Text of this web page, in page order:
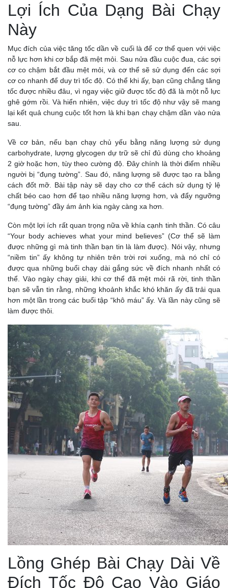
Lợi Ích Của Dạng Bài Chạy
Này
Mục đích của việc tăng tốc dần về cuối là để cơ thể quen với việc
nỗ lực hơn khi cơ bắp đã mệt mỏi. Sau nửa đầu cuộc đua, các sợi
cơ co chậm bắt đầu mệt mỏi, và cơ thể sẽ sử dụng đến các sợi
cơ co nhanh để duy trì tốc độ. Có thể khi ấy, bạn cũng chẳng tăng
tốc được nhiều đâu, vì ngay việc giữ được tốc độ đã là một nỗ lực
ghê gớm rồi. Và hiển nhiên, việc duy trì tốc độ như vậy sẽ mang
lại kết quả chung cuộc tốt hơn là khi bạn chạy chậm dần vào nửa
sau.
Về cơ bản, nếu bạn chạy chủ yếu bằng năng lượng sử dụng
carbohydrate, lượng glycogen dự trữ sẽ chỉ đủ dùng cho khoảng
2 giờ hoặc hơn, tùy theo cường độ. Đây chính là thời điểm nhiều
người bị “đụng tường”. Sau đó, năng lượng sẽ được tạo ra bằng
cách đốt mỡ. Bài tập này sẽ dạy cho cơ thể cách sử dụng tỷ lệ
chất béo cao hơn để tạo nhiều năng lượng hơn, và đẩy ngưỡng
“đụng tường” đầy ám ảnh kia ngày càng xa hơn.
Còn một lợi ích rất quan trọng nữa về khía cạnh tinh thần. Có câu
“Your body achieves what your mind believes” (Cơ thể sẽ làm
được những gì mà tinh thần bạn tin là làm được). Nói vậy, nhưng
“niềm tin” ấy không tự nhiên trên trời rơi xuống, mà nó chỉ có
được qua những buổi chạy dài gắng sức về đích nhanh nhất có
thể. Vào ngày chạy giải, khi cơ thể đã mệt mỏi rã rời, tinh thần
bạn sẽ vẫn tin rằng, những khoảnh khắc khó khăn ấy đã trải qua
hơn một lần trong các buổi tập “khô máu” ấy. Và lần này cũng sẽ
làm được thôi.
Lồng Ghép Bài Chạy Dài Về
Đích Tốc Độ Cao Vào Giáo